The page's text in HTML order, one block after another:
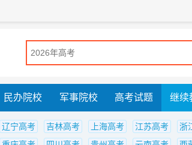
民办院校 军事院校 高考试题 继续
辽宁高考 吉林高考 上海高考 江苏高考 浙